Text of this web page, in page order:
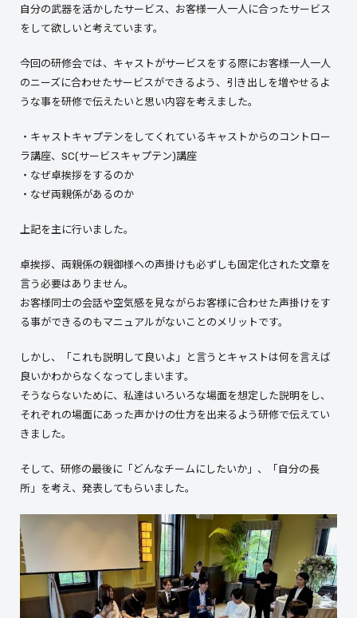
自分の武器を活かしたサービス、お客様一人一人に合ったサービス
をして欲しいと考えています。
今回の研修会では、キャストがサービスをする際にお客様一人一人
のニーズに合わせたサービスができるよう、引き出しを増やせるよ
うな事を研修で伝えたいと思い内容を考えました。
・キャストキャプテンをしてくれているキャストからのコントロー
ラ講座、SC(サービスキャプテン)講座
・なぜ卓挨拶をするのか
・なぜ両親係があるのか
上記を主に行いました。
卓挨拶、両親係の親御様への声掛けも必ずしも固定化された文章を
言う必要はありません。
お客様同士の会話や空気感を見ながらお客様に合わせた声掛けをす
る事ができるのもマニュアルがないことのメリットです。
しかし、「これも説明して良いよ」と言うとキャストは何を言えば
良いかわからなくなってしまいます。
そうならないために、私達はいろいろな場面を想定した説明をし、
それぞれの場面にあった声かけの仕方を出来るよう研修で伝えてい
きました。
そして、研修の最後に「どんなチームにしたいか」、「自分の長
所」を考え、発表してもらいました。